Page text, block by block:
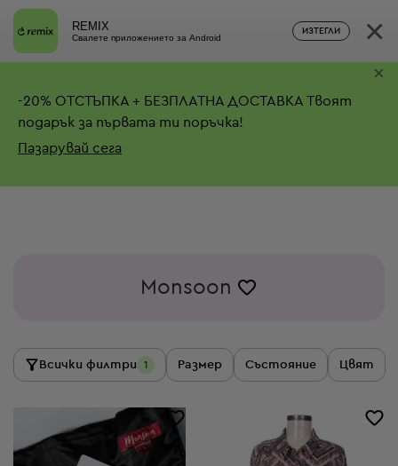
REMIX
Свалете приложението за Android
ИЗТЕГЛИ ×
-20% ОТСТЪПКА + БЕЗПЛАТНА ДОСТАВКА Твоят
подарък за първата ти поръчка!
Пазарувай сега
×
Monsoon
Всички филтри 1 Размер Състояние Цвят